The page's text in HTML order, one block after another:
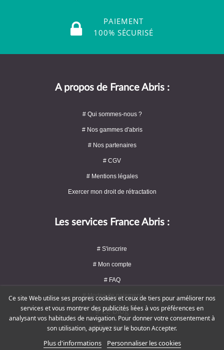
PAIEMENT
100% SÉCURISÉ
A propos de France Abris :
# Qui sommes-nous ?
# Nos gammes d'abris
# Nos partenaires
# CGV
# Mentions légales
Exercer mon droit de rétractation
Les services France Abris :
# S'inscrire
# Mon compte
# FAQ
# Modes de paiement
# Le blog
# Plan du site
Ce site Web utilise ses propres cookies et ceux de tiers pour améliorer nos
services et vous montrer des publicités liées à vos préférences en
analysant vos habitudes de navigation. Pour donner votre consentement à
son utilisation, appuyez sur le bouton Accepter.
Plus d'informations Personnaliser les cookies